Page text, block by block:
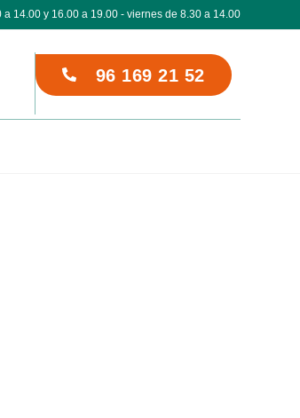
a 14.00 y 16.00 a 19.00 - viernes de 8.30 a 14.00
96 169 21 52